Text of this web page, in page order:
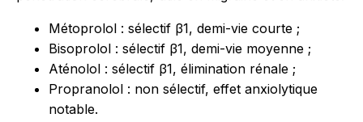
Métoprolol : sélectif β1, demi-vie courte ;
Bisoprolol : sélectif β1, demi-vie moyenne ;
Aténolol : sélectif β1, élimination rénale ;
Propranolol : non sélectif, effet anxiolytique
notable.